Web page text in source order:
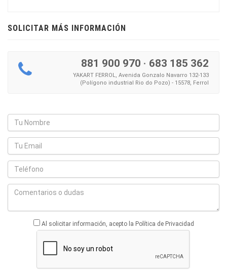
SOLICITAR MÁS INFORMACIÓN
881 900 970 · 683 185 362
YAKART FERROL, Avenida Gonzalo Navarro 132-133
(Polígono industrial Rio do Pozo) - 15578, Ferrol
Al solicitar información, acepto la Política de Privacidad